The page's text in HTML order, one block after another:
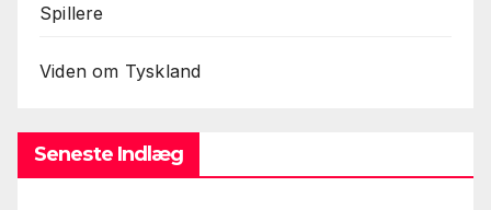
Spillere
Viden om Tyskland
Seneste Indlæg